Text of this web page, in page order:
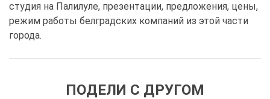
студия на Палилуле, презентации, предложения, цены,
режим работы белградских компаний из этой части
города.
ПОДЕЛИ С ДРУГОМ